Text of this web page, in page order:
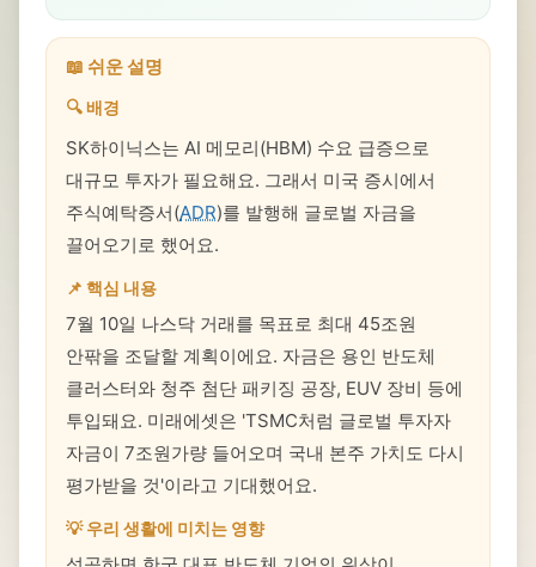
📖 쉬운 설명
🔍 배경
SK하이닉스는 AI 메모리(HBM) 수요 급증으로
대규모 투자가 필요해요. 그래서 미국 증시에서
주식예탁증서(ADR)를 발행해 글로벌 자금을
끌어오기로 했어요.
📌 핵심 내용
7월 10일 나스닥 거래를 목표로 최대 45조원
안팎을 조달할 계획이에요. 자금은 용인 반도체
클러스터와 청주 첨단 패키징 공장, EUV 장비 등에
투입돼요. 미래에셋은 'TSMC처럼 글로벌 투자자
자금이 7조원가량 들어오며 국내 본주 가치도 다시
평가받을 것'이라고 기대했어요.
💡 우리 생활에 미치는 영향